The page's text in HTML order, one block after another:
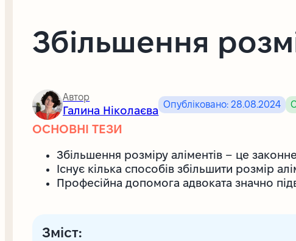
Збільшення
Автор
Галина Ніколаєва
Опубліковано: 28.08.2024
ОСНОВНІ ТЕЗИ
Збільшення розміру аліментів – це
Існує кілька способів збільшити розмір
Професійна допомога адвоката значно
Зміст: